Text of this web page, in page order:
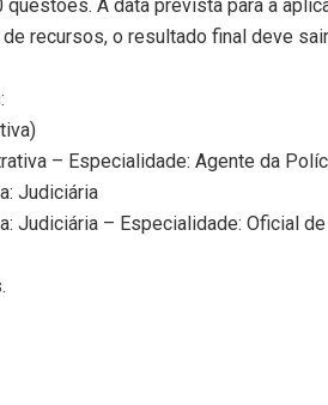
A data prevista para a
recursos, o resultado final deve
– Especialidade: Agente da
Judiciária
Judiciária – Especialidade: Oficial